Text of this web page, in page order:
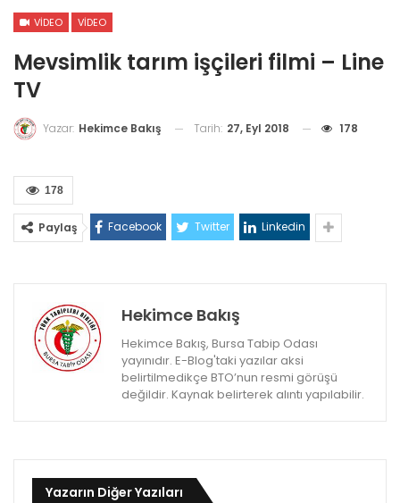
VIDEO VIDEO
Mevsimlik tarım işçileri filmi – Line
TV
Yazar: Hekimce Bakış Tarih: 27, Eyl 2018 178
178
Paylaş Facebook Twitter Linkedin
Hekimce Bakış
Hekimce Bakış, Bursa Tabip Odası
yayınıdır. E-Blog'taki yazılar aksi
belirtilmedikçe BTO’nun resmi görüşü
değildir. Kaynak belirterek alıntı yapılabilir.
Yazarın Diğer Yazıları